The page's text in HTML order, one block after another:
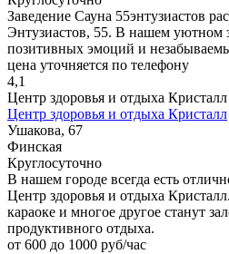
Заведение Сауна 55энтузиастов
Энтузиастов, 55. В нашем уютном
позитивных эмоций и
цена уточняется по телефону
4,1
Центр здоровья и отдыха Кристалл
Центр здоровья и отдыха Кристалл
Ушакова, 67
Финская
Круглосуточно
В нашем городе всегда есть
Центр здоровья и отдыха
караоке и многое другое станут
продуктивного отдыха.
от 600 до 1000 руб/час